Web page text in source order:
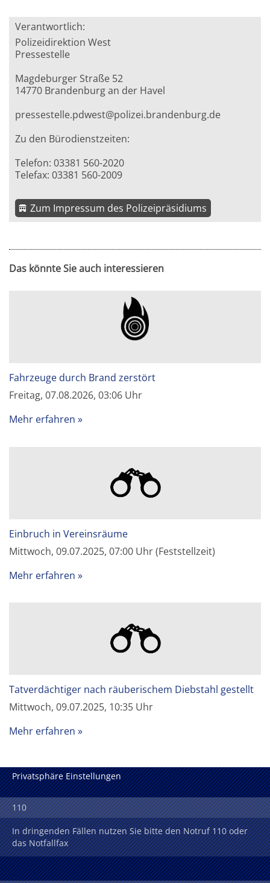
Verantwortlich:
Polizeidirektion West
Pressestelle
Magdeburger Straße 52
14770 Brandenburg an der Havel
pressestelle.pdwest@polizei.brandenburg.de
Zu den Bürodienstzeiten:
Telefon: 03381 560-2020
Telefax: 03381 560-2009
Zum Impressum des Polizeipräsidiums
Das könnte Sie auch interessieren
Fahrzeuge durch Brand zerstört
Freitag, 07.08.2026, 03:06 Uhr
Mehr erfahren
Einbruch in Vereinsräume
Mittwoch, 09.07.2025, 07:00 Uhr (Feststellzeit)
Mehr erfahren
Tatverdächtiger nach räuberischem Diebstahl gestellt
Mittwoch, 09.07.2025, 10:35 Uhr
Mehr erfahren
Privatsphäre Einstellungen
110
In dringenden Fällen nutzen Sie bitte den Notruf 110 oder
das Notfallfax